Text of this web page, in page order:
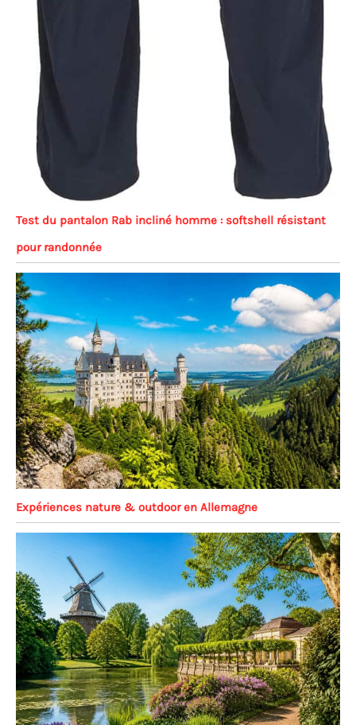
Test du pantalon Rab incliné homme : softshell résistant
pour randonnée
Expériences nature & outdoor en Allemagne